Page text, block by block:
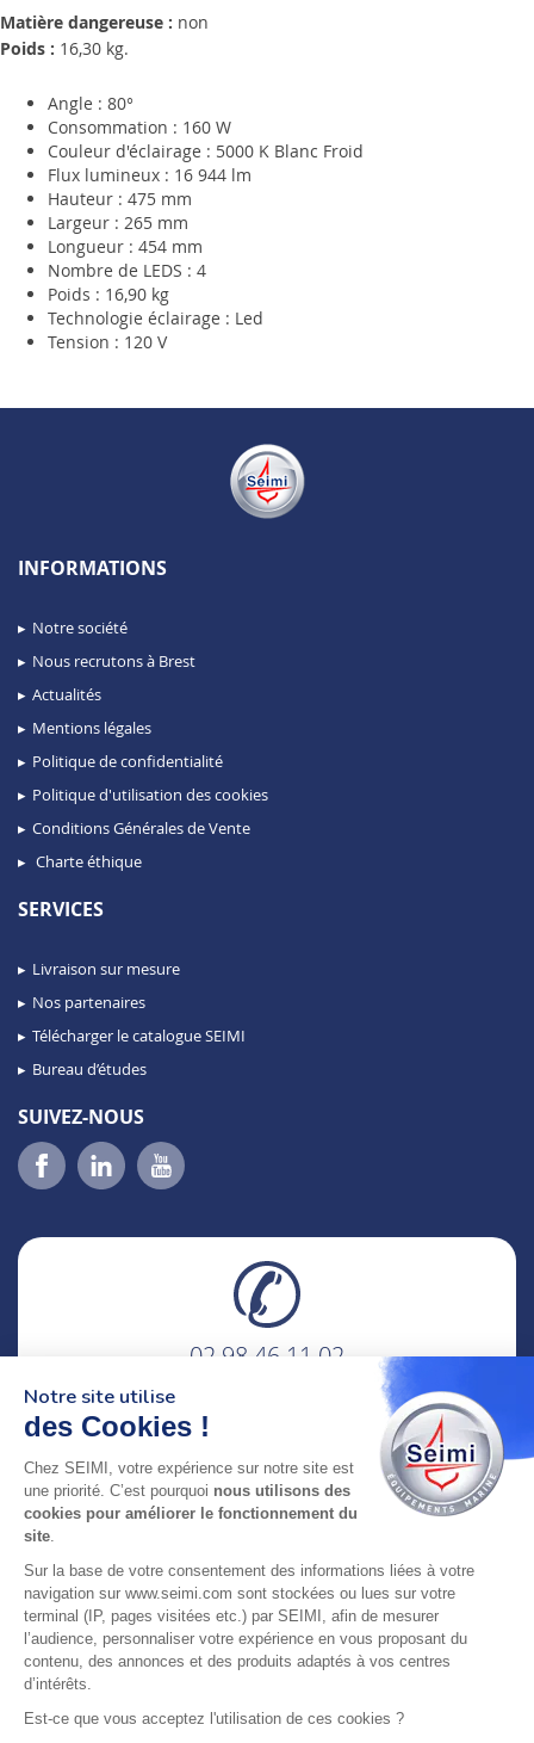
Matière dangereuse : non
Poids : 16,30 kg.
Angle : 80°
Consommation : 160 W
Couleur d'éclairage : 5000 K Blanc Froid
Flux lumineux : 16 944 lm
Hauteur : 475 mm
Largeur : 265 mm
Longueur : 454 mm
Nombre de LEDS : 4
Poids : 16,90 kg
Technologie éclairage : Led
Tension : 120 V
INFORMATIONS
Notre société
Nous recrutons à Brest
Actualités
Mentions légales
Politique de confidentialité
Politique d'utilisation des cookies
Conditions Générales de Vente
Charte éthique
SERVICES
Livraison sur mesure
Nos partenaires
Télécharger le catalogue SEIMI
Bureau d’études
SUIVEZ-NOUS
02 98 46 11 02
adresse : 75 Rue Amiral Troude,
29200 Brest FRANCE
LABELLISÉE
© 2024 SEIMI - Tous droits réservés
Notre site utilise
des Cookies !
Chez SEIMI, votre expérience sur notre site est
une priorité. C’est pourquoi nous utilisons des
cookies pour améliorer le fonctionnement du
site.
Sur la base de votre consentement des informations liées à votre
navigation sur www.seimi.com sont stockées ou lues sur votre
terminal (IP, pages visitées etc.) par SEIMI, afin de mesurer
l’audience, personnaliser votre expérience en vous proposant du
contenu, des annonces et des produits adaptés à vos centres
d’intérêts.
Est-ce que vous acceptez l'utilisation de ces cookies ?